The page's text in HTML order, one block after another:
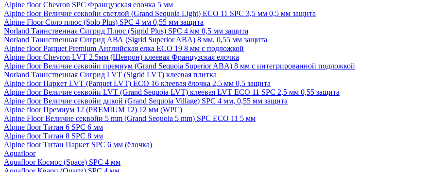
Alpine floor Chevron SPC Французская елочка 5 мм
Alpine floor Величие секвойи светлой (Grand Sequoia Light) ECO 11 SPC 3,5 мм 0,5 мм защита
Alpine Floor Соло плюс (Solo Plus) SPC 4 мм 0,55 мм защита
Norland Таинственная Сигрид Плюс (Sigrid Plus) SPC 4 мм 0,5 мм защита
Norland Таинственная Сигрид АВА (Sigrid Superior ABA) 8 мм, 0,55 мм защита
Alpine floor Parquet Premium Английская елка ECO 19 8 мм с подложкой
Alpine floor Chevron LVT 2.5мм (Шеврон) клеевая Французская елочка
Alpine floor Величие секвойи премиум (Grand Sequoia Superior ABA) 8 мм с интегрированной подложкой
Norland Таинственная Сигрид LVT (Sigrid LVT) клеевая плитка
Alpine floor Паркет LVT (Parquet LVT) ECO 16 клеевая ёлочка 2,5 мм 0,5 защита
Alpine floor Величие секвойи LVT (Grand Sequoia LVT) клеевая LVT ECO 11 SPC 2,5 мм 0,55 защита
Alpine floor Величие секвойи дикой (Grand Sequoia Village) SPC 4 мм, 0,55 мм защита
Alpine floor Премиум 12 (PREMIUM 12) 12 мм (WPC)
Alpine Floor Величие секвойи 5 mm (Grand Sequoia 5 mm) SPC ECO 11 5 мм
Alpine floor Титан 6 SPC 6 мм
Alpine floor Титан 8 SPC 8 мм
Alpine floor Титан Паркет SPC 6 мм (ёлочка)
Aquafloor
Aquafloor Космос (Space) SPC 4 мм